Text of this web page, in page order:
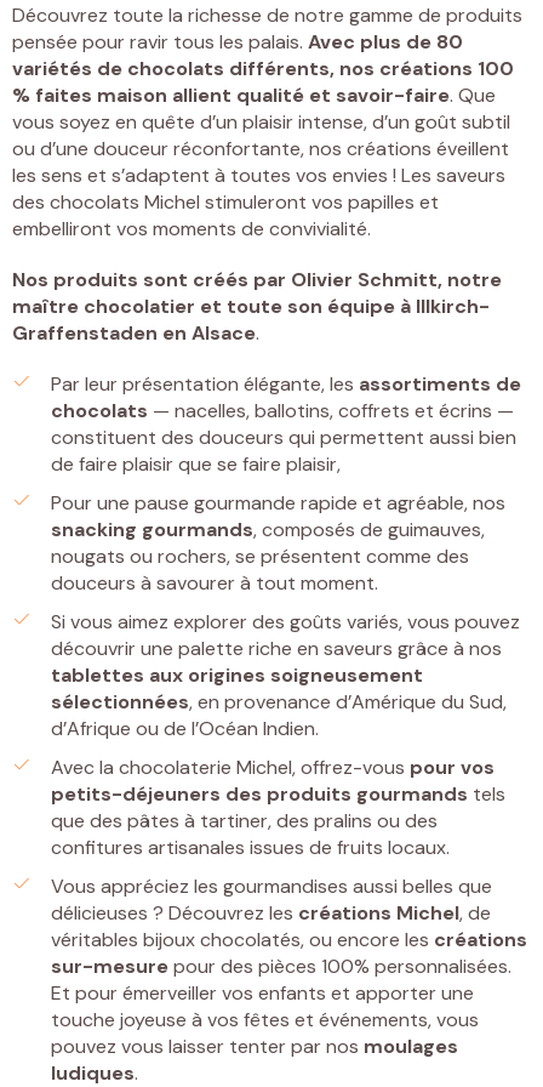
Découvrez toute la richesse de notre gamme de produits
pensée pour ravir tous les palais. Avec plus de 80
variétés de chocolats différents, nos créations 100
% faites maison allient qualité et savoir-faire. Que
vous soyez en quête d’un plaisir intense, d’un goût subtil
ou d’une douceur réconfortante, nos créations éveillent
les sens et s’adaptent à toutes vos envies ! Les saveurs
des chocolats Michel stimuleront vos papilles et
embelliront vos moments de convivialité.
Nos produits sont créés par Olivier Schmitt, notre
maître chocolatier et toute son équipe à Illkirch-
Graffenstaden en Alsace.
Par leur présentation élégante, les assortiments de
chocolats — nacelles, ballotins, coffrets et écrins —
constituent des douceurs qui permettent aussi bien
de faire plaisir que se faire plaisir,
Pour une pause gourmande rapide et agréable, nos
snacking gourmands, composés de guimauves,
nougats ou rochers, se présentent comme des
douceurs à savourer à tout moment.
Si vous aimez explorer des goûts variés, vous pouvez
découvrir une palette riche en saveurs grâce à nos
tablettes aux origines soigneusement
sélectionnées, en provenance d’Amérique du Sud,
d’Afrique ou de l’Océan Indien.
Avec la chocolaterie Michel, offrez-vous pour vos
petits-déjeuners des produits gourmands tels
que des pâtes à tartiner, des pralins ou des
confitures artisanales issues de fruits locaux.
Vous appréciez les gourmandises aussi belles que
délicieuses ? Découvrez les créations Michel, de
véritables bijoux chocolatés, ou encore les créations
sur-mesurepour des pièces 100% personnalisées.
Et pour émerveiller vos enfants et apporter une
touche joyeuse à vos fêtes et événements, vous
pouvez vous laisser tenter par nos moulages
ludiques.